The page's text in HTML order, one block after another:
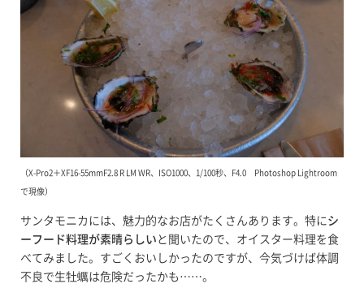
（X-Pro2＋XF16-55mmF2.8 R LM WR、ISO1000、1/100秒、F4.0 Photoshop Lightroom
で現像）
サンタモニカには、魅力的なお店がたくさんあります。特に シ
ーフード料理が素晴らしい と聞いたので、オイスター料理を食
べてみました。すごくおいしかったのですが、今気づけば体調
不良で生牡蠣は危険だったかも……。